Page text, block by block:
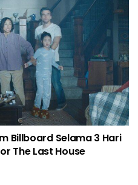
Billboard Selama 3 Hari
The Last House